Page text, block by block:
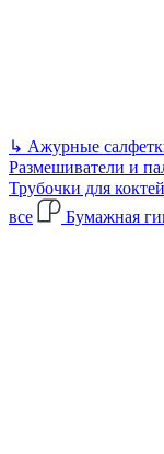
↳ Ажурные
Размешиватели и
Трубочки для
все
Бумажная